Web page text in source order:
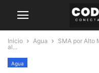
Inicio Agua
SMA por Alto
al...
Agua